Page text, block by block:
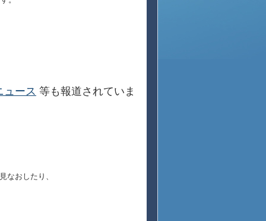
ュース 等も報道されていま
なおしたり、